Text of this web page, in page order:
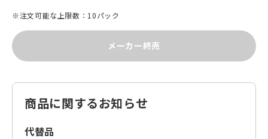
※注文可能な上限数：10パック
メーカー終売
商品に関するお知らせ
代替品